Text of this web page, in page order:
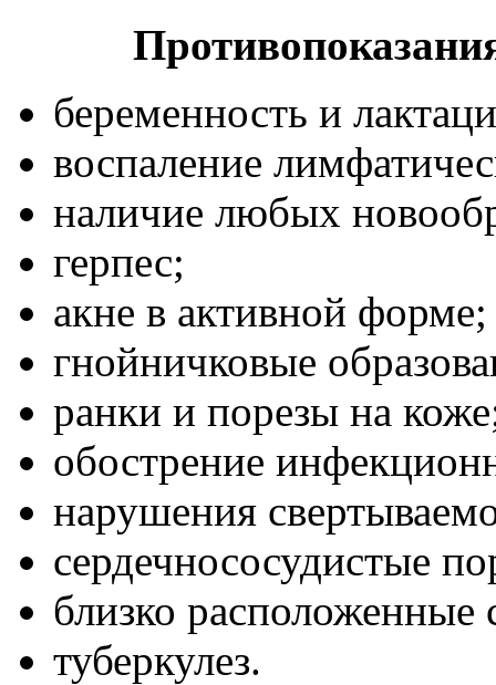
беременность и
воспаление
наличие любых
герпес;
акне в активной форме;
гнойничковые
ранки и порезы на
обострение
нарушения
сердечнососудистые
близко расположенные
туберкулез.